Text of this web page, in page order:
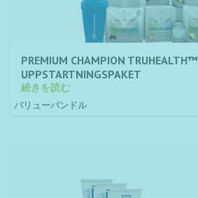
PREMIUM CHAMPION TRUHEALTH™
UPPSTARTNINGSPAKET
続きを読む
バリューバンドル